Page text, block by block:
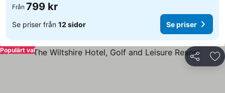
Från 799 kr
Se priser från 12 sidor Se priser
Dela
Populärt val